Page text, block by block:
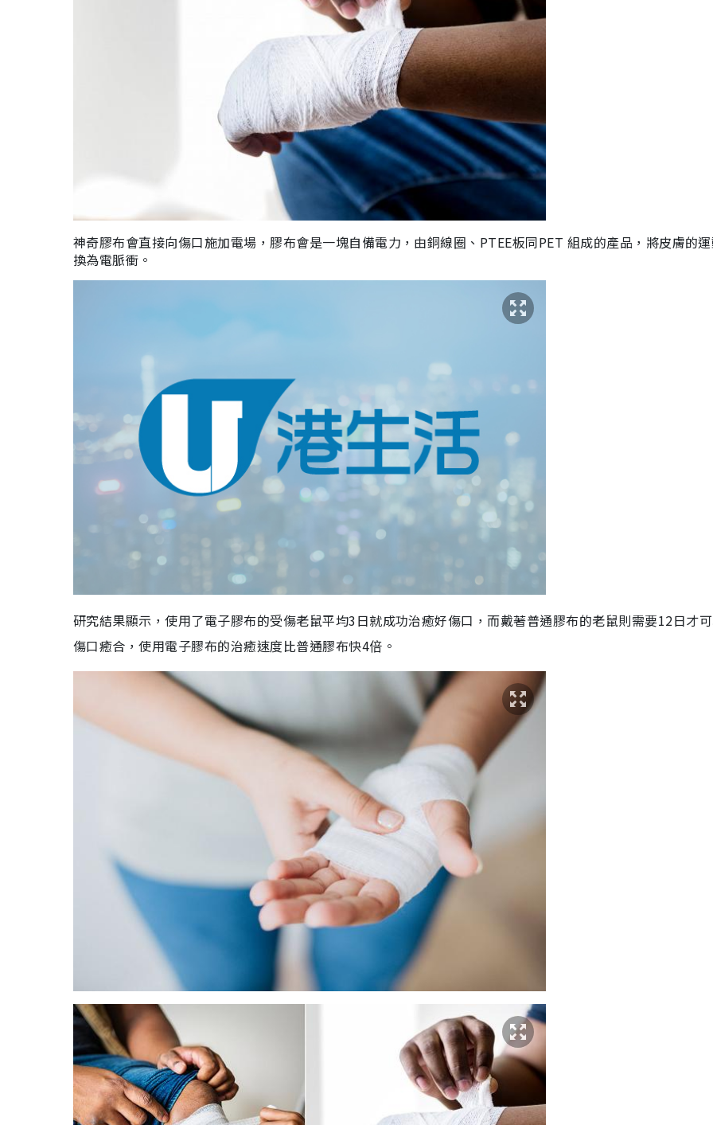
神奇膠布會直接向傷口施加電場，膠布會是一塊自備電力，由銅線圈 、 PTEE板同PET 組成的產品，將皮膚的
換為電脈衝。
研究結果顯示，使用了電子膠布的受傷老鼠平均3日就成功治癒好傷口，而戴著普通膠布的老鼠則需要12日才
傷口癒合，使用電子膠布的治癒速度比普通膠布快4倍。